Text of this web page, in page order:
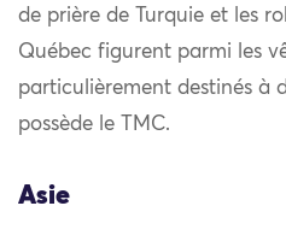
de prière de Turquie et les
Québec figurent parmi les
particulièrement destinés à
possède le TMC.
Asie